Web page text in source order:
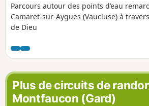
Parcours autour des points d’eau
Camaret-sur-Aygues (Vaucluse) à
de Dieu
Plus de circuits de
Montfaucon (Gard)